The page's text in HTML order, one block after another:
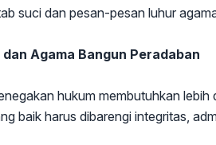
suci dan pesan-pesan luhur
Agama Bangun Peradaban
hukum membutuhkan
baik harus dibarengi integritas,